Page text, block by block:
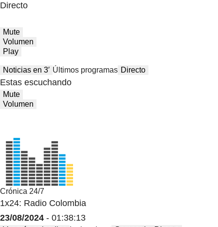
Directo
Mute
Volumen
Play
Noticias en 3′ Últimos programas Directo
Estas escuchando
Mute
Volumen
Crónica 24/7
1x24: Radio Colombia
23/08/2024 - 01:38:13